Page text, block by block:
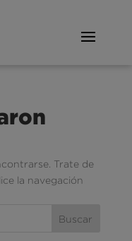
Trate de
la navegación